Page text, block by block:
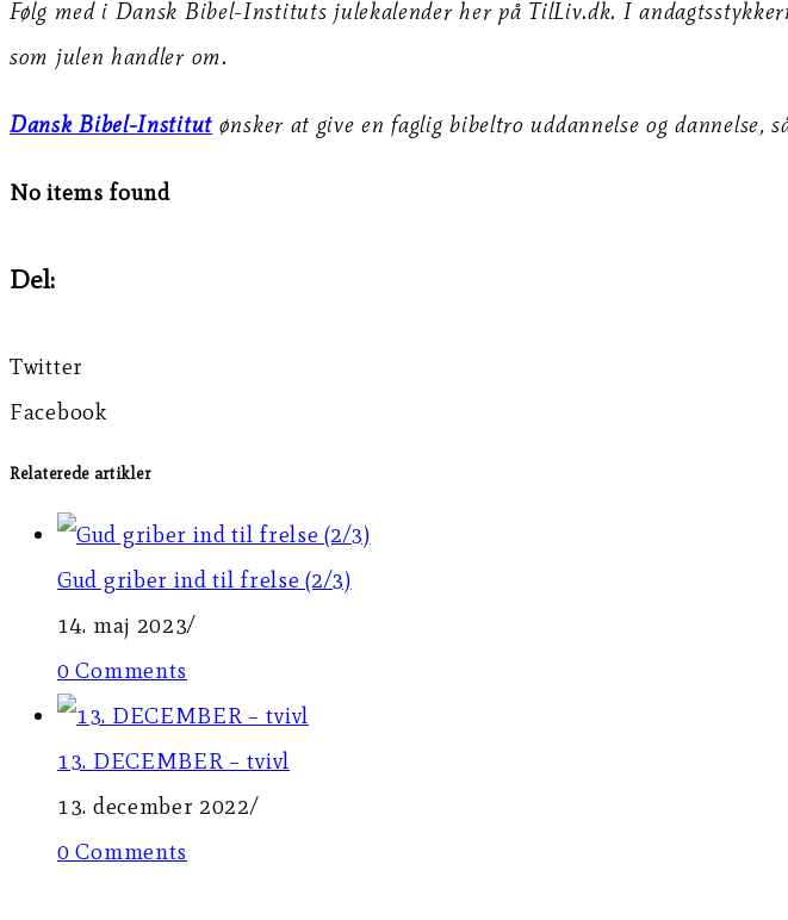
Følg med i Dansk Bibel-Instituts julekalender her på TilLiv.dk. I
som julen handler om.
Dansk Bibel-Institut ønsker at give en faglig bibeltro uddannelse og dannelse,
No items found
Del:
Twitter
Facebook
Relaterede artikler
Gud griber ind til frelse (2/3)
14. maj 2023/
0 Comments
13. DECEMBER – tvivl
13. december 2022/
0 Comments